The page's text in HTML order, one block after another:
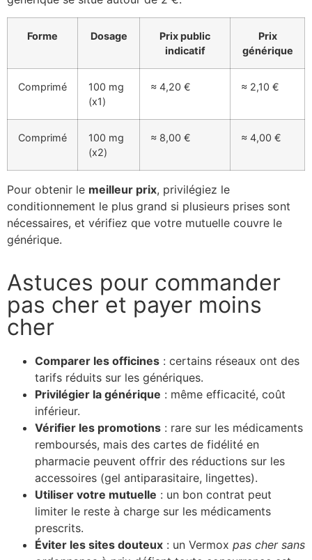
Forme Dosage
Prix public
indicatif
Prix
générique
Comprimé
100 mg
(x1)
≈ 4,20 € ≈ 2,10 €
Comprimé
100 mg
(x2)
≈ 8,00 € ≈ 4,00 €
Pour obtenir le meilleur prix, privilégiez le
conditionnement le plus grand si plusieurs prises sont
nécessaires, et vérifiez que votre mutuelle couvre le
générique.
Astuces pour commander
pas cher et payer moins
cher
Comparer les officines : certains réseaux ont des
tarifs réduits sur les génériques.
Privilégier la générique : même efficacité, coût
inférieur.
Vérifier les promotions : rare sur les médicaments
remboursés, mais des cartes de fidélité en
pharmacie peuvent offrir des réductions sur les
accessoires (gel antiparasitaire, lingettes).
Utiliser votre mutuelle : un bon contrat peut
limiter le reste à charge sur les médicaments
prescrits.
Éviter les sites douteux : un Vermox pas cher sans